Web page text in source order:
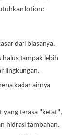
lotion:
dari biasanya.
halus tampak lebih
lingkungan.
kadar airnya
yang terasa "ketat",
hidrasi tambahan.